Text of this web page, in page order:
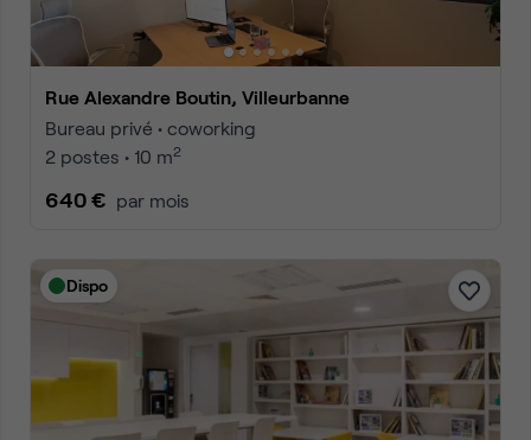
Rue Alexandre Boutin, Villeurbanne
Bureau privé • coworking
2 postes • 10 m2
640 € par mois
Dispo